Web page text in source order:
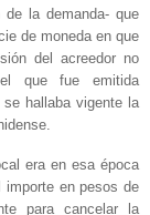
la demanda- que
de moneda en que
del acreedor no
que fue emitida
hallaba vigente la
era en esa época
importe en pesos de
para cancelar la